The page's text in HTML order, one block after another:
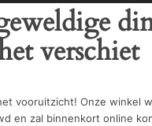
verschiet
vooruitzicht! Onze winkel
en zal binnenkort online